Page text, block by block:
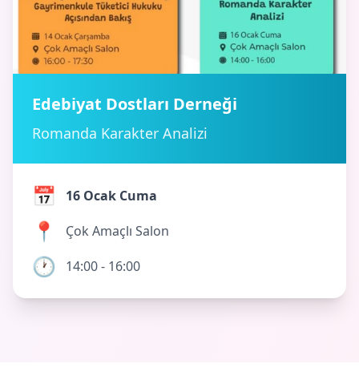
Edebiyat Dostları Derneği
Romanda Karakter Analizi
📅 16 Ocak Cuma
📍 Çok Amaçlı Salon
🕐 14:00 - 16:00